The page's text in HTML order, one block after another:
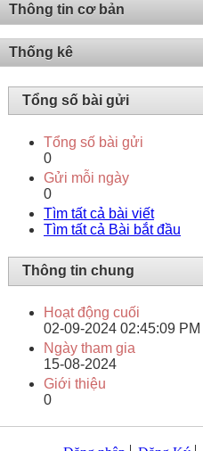
Thông tin cơ bản
Thống kê
Tổng số bài gửi
Tổng số bài gửi
0
Gửi mỗi ngày
0
Tìm tất cả bài viết
Tìm tất cả Bài bắt đầu
Thông tin chung
Hoạt động cuối
02-09-2024 02:45:09 PM
Ngày tham gia
15-08-2024
Giới thiệu
0